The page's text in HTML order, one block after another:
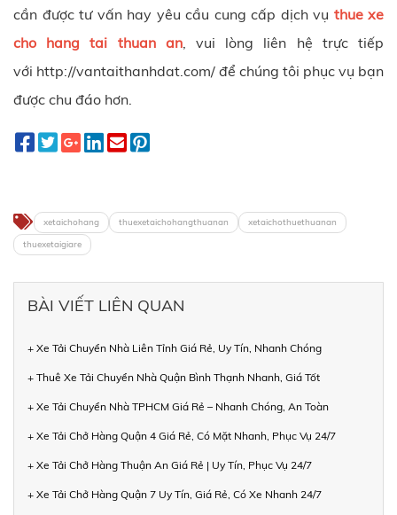
cần được tư vấn hay yêu cầu cung cấp dịch vụ thue xe
cho hang tai thuan an, vui lòng liên hệ trực tiếp
với http://vantaithanhdat.com/ để chúng tôi phục vụ bạn
được chu đáo hơn.
xetaichohang thuexetaichohangthuanan
xetaichothuethuanan
thuexetaigiare
BÀI VIẾT LIÊN QUAN
+ Xe Tải Chuyển Nhà Liên Tỉnh Giá Rẻ, Uy Tín, Nhanh Chóng
+ Thuê Xe Tải Chuyển Nhà Quận Bình Thạnh Nhanh, Giá Tốt
+ Xe Tải Chuyển Nhà TPHCM Giá Rẻ – Nhanh Chóng, An Toàn
+ Xe Tải Chở Hàng Quận 4 Giá Rẻ, Có Mặt Nhanh, Phục Vụ 24/7
+ Xe Tải Chở Hàng Thuận An Giá Rẻ | Uy Tín, Phục Vụ 24/7
+ Xe Tải Chở Hàng Quận 7 Uy Tín, Giá Rẻ, Có Xe Nhanh 24/7